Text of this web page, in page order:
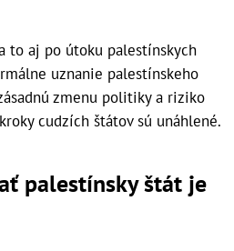
to aj po útoku palestínskych
uznanie palestínskeho
zmenu politiky a riziko
cudzích štátov sú unáhlené.
palestínsky štát je